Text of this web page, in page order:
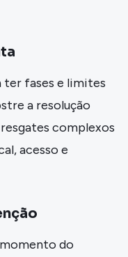
ter fases e limites
a resolução
complexos
acesso e
do